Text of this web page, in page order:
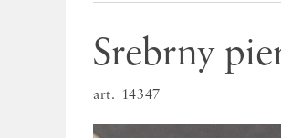
Srebrny
art. 14347